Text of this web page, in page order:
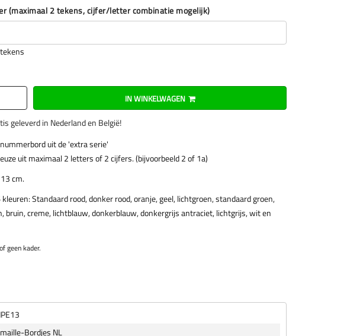
(maximaal 2 tekens, cijfer/letter combinatie mogelijk)
IN WINKELWAGEN
geleverd in Nederland en België!
uit de 'extra serie'
uit maximaal 2 letters of 2 cijfers. (bijvoorbeeld 2 of 1a)
cm.
kleuren: Standaard rood, donker rood, oranje, geel, lichtgroen, standaard groen,
bruin, creme, lichtblauw, donkerblauw, donkergrijs antraciet, lichtgrijs, wit en
geen kader.
Bordjes NL